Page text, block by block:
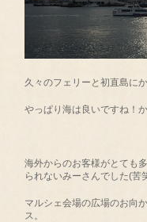
久々のフェリーと初直島に
やっぱり海は良いですね！
海外からのお客様がとても
られないみーさんでした(苦
マルシェ会場の広場のお向
ス。